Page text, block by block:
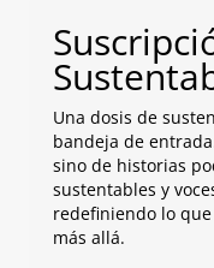
Una dosis de
bandeja de
sino de historias
sustentables y
redefiniendo lo
más allá.